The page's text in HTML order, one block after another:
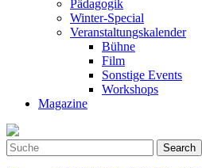
Pädagogik
Winter-Special
Veranstaltungskalender
Bühne
Film
Sonstige Events
Workshops
Magazine